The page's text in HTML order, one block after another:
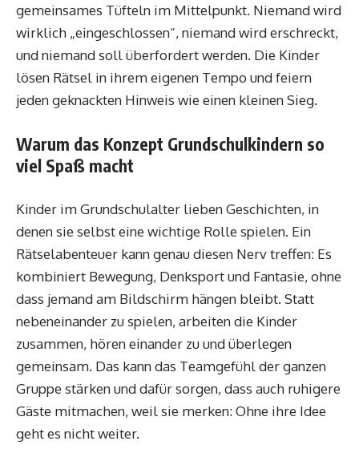
gemeinsames Tüfteln im Mittelpunkt. Niemand wird
wirklich „eingeschlossen“, niemand wird erschreckt,
und niemand soll überfordert werden. Die Kinder
lösen Rätsel in ihrem eigenen Tempo und feiern
jeden geknackten Hinweis wie einen kleinen Sieg.
Warum das Konzept Grundschulkindern so
viel Spaß macht
Kinder im Grundschulalter lieben Geschichten, in
denen sie selbst eine wichtige Rolle spielen. Ein
Rätselabenteuer kann genau diesen Nerv treffen: Es
kombiniert Bewegung, Denksport und Fantasie, ohne
dass jemand am Bildschirm hängen bleibt. Statt
nebeneinander zu spielen, arbeiten die Kinder
zusammen, hören einander zu und überlegen
gemeinsam. Das kann das Teamgefühl der ganzen
Gruppe stärken und dafür sorgen, dass auch ruhigere
Gäste mitmachen, weil sie merken: Ohne ihre Idee
geht es nicht weiter.